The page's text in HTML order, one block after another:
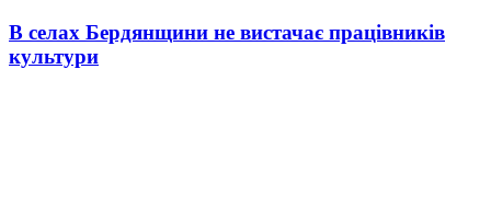
В селах Бердянщини не вистачає працівників
культури